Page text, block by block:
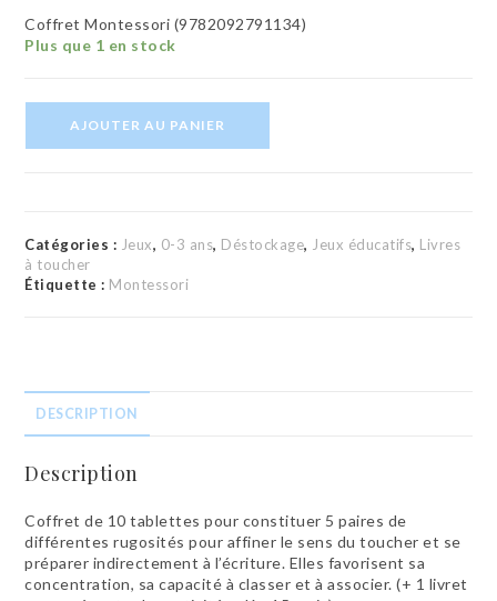
11,95 €.
8,95 €.
Coffret Montessori (9782092791134)
Plus que 1 en stock
Mes
AJOUTER AU PANIER
Catégories : Jeux, 0-3 ans, Déstockage, Jeux éducatifs, Livres
à toucher
Étiquette : Montessori
DESCRIPTION
Description
Coffret de 10 tablettes pour constituer 5 paires de
différentes rugosités pour affiner le sens du toucher et se
préparer indirectement à l’écriture. Elles favorisent sa
concentration, sa capacité à classer et à associer. (+ 1 livret